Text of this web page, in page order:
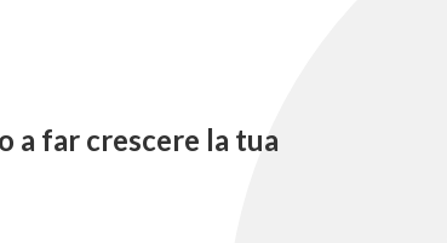
a far crescere la tua